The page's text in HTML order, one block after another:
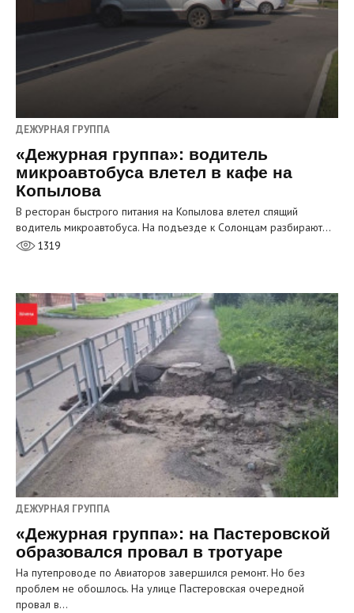
ДЕЖУРНАЯ ГРУППА
«Дежурная группа»: водитель
микроавтобуса влетел в кафе на
Копылова
В ресторан быстрого питания на Копылова влетел спящий
водитель микроавтобуса. На подъезде к Солонцам разбирают…
1319
ДЕЖУРНАЯ ГРУППА
«Дежурная группа»: на Пастеровской
образовался провал в тротуаре
На путепроводе по Авиаторов завершился ремонт. Но без
проблем не обошлось. На улице Пастеровская очередной
провал в…